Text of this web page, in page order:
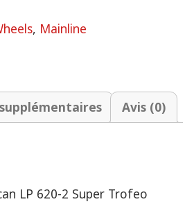
, Mainline
Avis (0)
LP 620-2 Super Trofeo